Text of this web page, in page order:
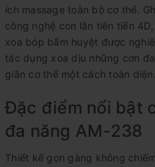
ích massage toàn bộ cơ thể.
công nghệ con lăn tiên tiến
xoa bóp bấm huyệt được
tác dụng xoa dịu những cơn
giãn cơ thể một cách toàn diện.
Đặc điểm nổi bật
đa năng AM-238
Thiết kế gọn gàng không